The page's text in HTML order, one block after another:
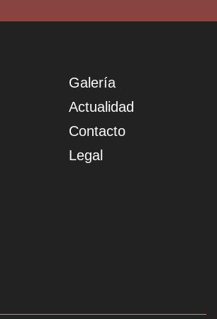
Galería
Actualidad
Contacto
Legal